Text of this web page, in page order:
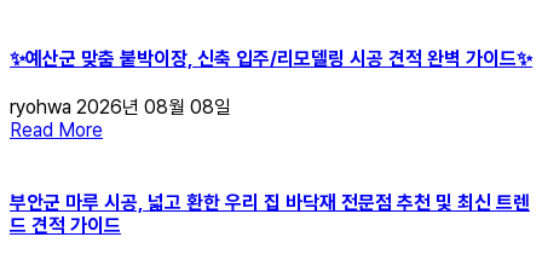
✨예산군 맞춤 붙박이장, 신축 입주/리모델링 시공 견적 완벽 가이드✨
ryohwa 2026년 08월 08일
Read More
부안군 마루 시공, 넓고 환한 우리 집 바닥재 전문점 추천 및 최신 트렌
드 견적 가이드